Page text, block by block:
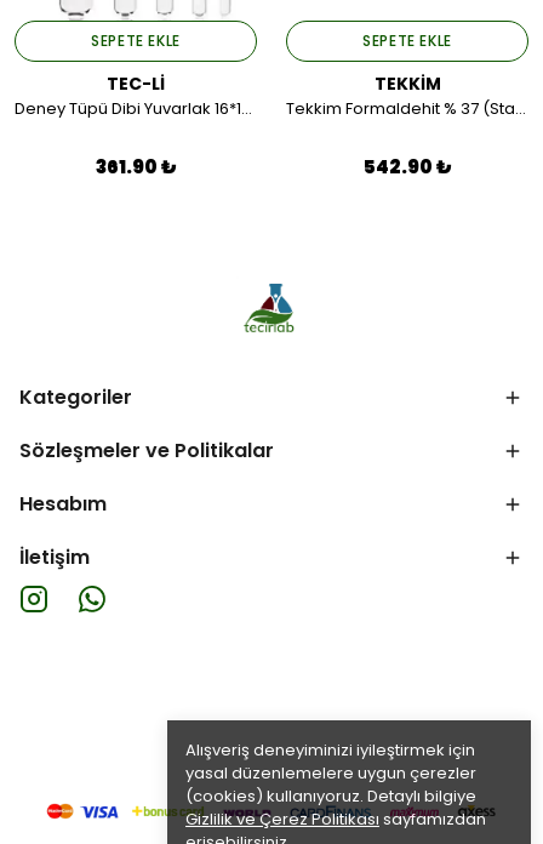
Alışveriş deneyiminizi iyileştirmek için
yasal düzenlemelere uygun çerezler
(cookies) kullanıyoruz. Detaylı bilgiye
Gizlilik ve Çerez Politikası sayfamızdan
SEPETE EKLE
TEC-Lİ
Deney Tüpü Dibi Yuvarlak 16*160 (50 Adet).
361.90 ₺
SEPETE EKLE
TEKKİM
Tekkim Formaldehit % 37 (Stabilizasyon min. % 10 Methanol) Extra Pure (Plastik Ambalaj) 2,5LT.
542.90 ₺
Kategoriler
Sözleşmeler ve Politikalar
Hesabım
İletişim